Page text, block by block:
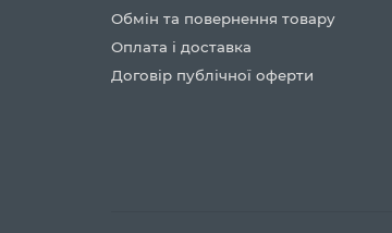
Обмін та повернення товару
Оплата і доставка
Договір публічної оферти